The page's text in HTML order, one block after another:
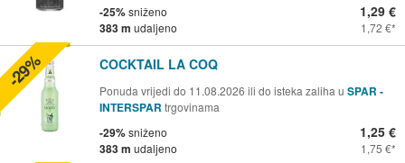
-25%sniženo
383 m udaljeno
1,29 €
1,72 €
COCKTAIL LA COQ
Ponuda vrijedi do 11.08.2026 ili do isteka zaliha u SPAR -
INTERSPAR trgovinama
-29%sniženo
383 m udaljeno
1,25 €
1,75 €
-29%